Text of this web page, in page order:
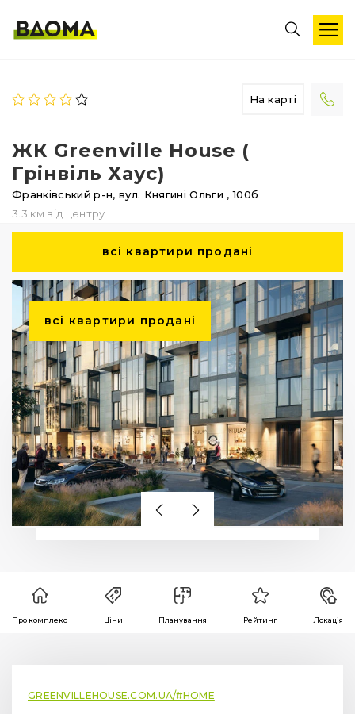
На карті
ЖК Greenville House (
Грінвіль Хаус)
Франківський р-н, вул. Княгині Ольги , 100б
3.3 км від центру
всі квартири продані
всі квартири продані
Про комплекс Ціни Планування Рейтинг Локація
GREENVILLEHOUSE.COM.UA/#HOME